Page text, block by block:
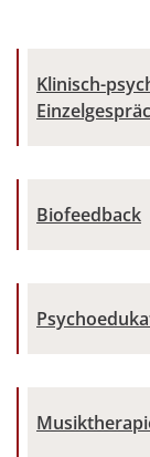
Klinisch-
Biofeedback